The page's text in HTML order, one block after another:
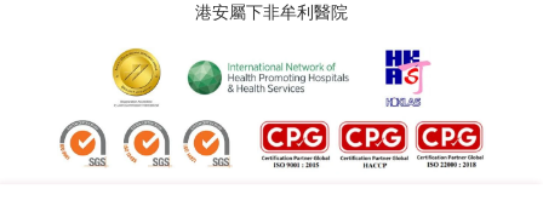
港安屬下非牟利醫院